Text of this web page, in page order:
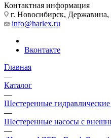
Контактная информация
г. Новосибирск,
info@harlex.ru
Вконтакте
Главная
—
Каталог
—
Шестеренные
—
Шестеренные насосы с
—